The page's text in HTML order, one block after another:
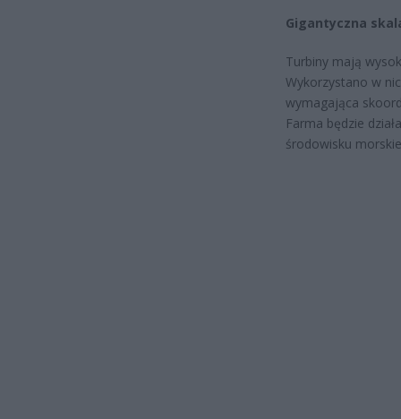
Gigantyczna
Turbiny mają
Wykorzystano w
wymagająca
Farma będzie
środowisku